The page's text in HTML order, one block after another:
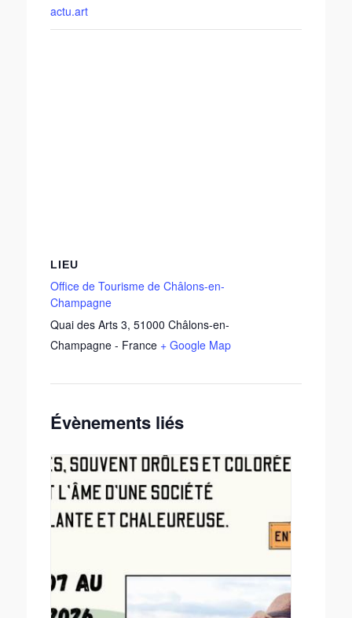
actu.art
LIEU
Office de Tourisme de Châlons-en-
Champagne
Quai des Arts 3, 51000 Châlons-en-
Champagne - France + Google Map
Évènements liés